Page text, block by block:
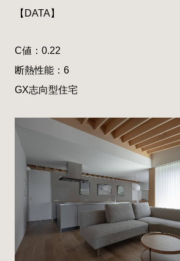
【DATA】
C値：0.22
断熱性能：6
GX志向型住宅